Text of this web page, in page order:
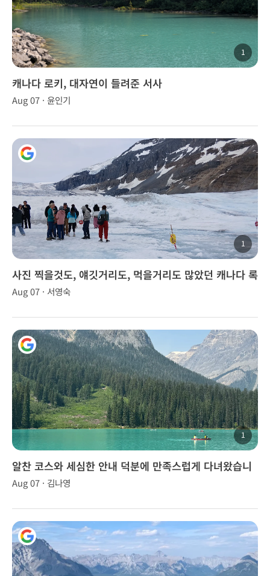
1
캐나다 로키, 대자연이 들려준 서사
Aug 07 · 윤인기
1
사진 찍을것도, 얘깃거리도, 먹을거리도 많았던 캐나다 록
키 투어..
Aug 07 · 서영숙
1
알찬 코스와 세심한 안내 덕분에 만족스럽게 다녀왔습니
다.
Aug 07 · 김나영